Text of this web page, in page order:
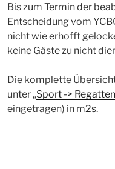
Bis zum Termin der
Entscheidung vom
nicht wie erhofft
keine Gäste zu nicht
Die komplette
unter „Sport -> Regatten
eingetragen) in m2s.